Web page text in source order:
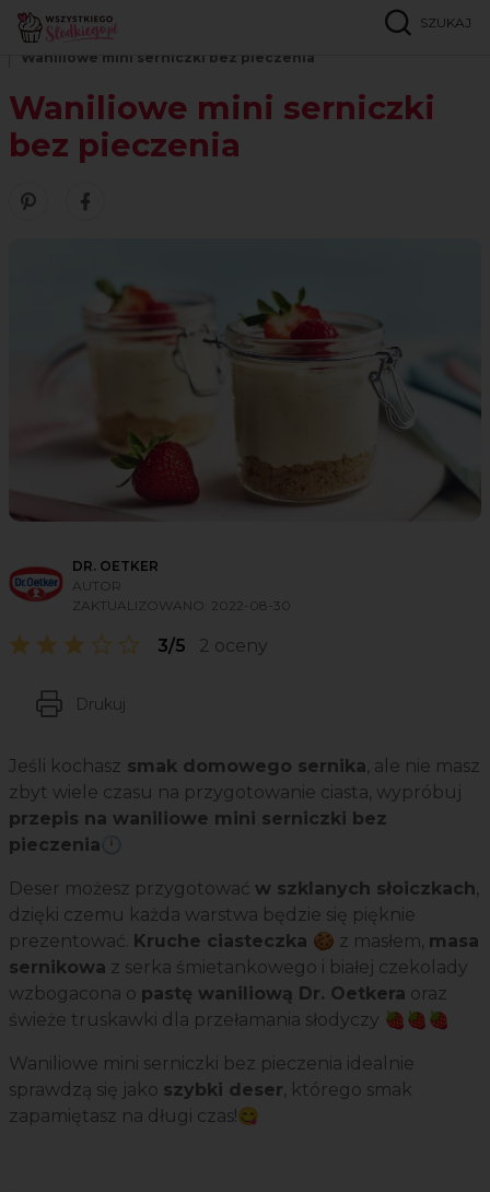
SZUKAJ
Strona główna
Waniliowe mini serniczki bez pieczenia
Waniliowe mini serniczki
bez pieczenia
Zobacz nasze piny w serwisie Pinterest
Udostępnij ten przepis w serwisie Facebook
DR. OETKER
AUTOR
ZAKTUALIZOWANO: 2022-08-30
3/5 2 oceny
Drukuj
Jeśli kochasz smak domowego sernika, ale nie masz
zbyt wiele czasu na przygotowanie ciasta, wypróbuj
przepis na waniliowe mini serniczki bez
pieczenia🕛
Deser możesz przygotować w szklanych słoiczkach,
dzięki czemu każda warstwa będzie się pięknie
prezentować. Kruche ciasteczka 🍪 z masłem, masa
sernikowa z serka śmietankowego i białej czekolady
wzbogacona o pastę waniliową Dr. Oetkera oraz
świeże truskawki dla przełamania słodyczy 🍓🍓🍓
Waniliowe mini serniczki bez pieczenia idealnie
sprawdzą się jako szybki deser, którego smak
zapamiętasz na długi czas!😋